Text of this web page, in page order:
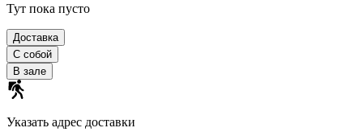
Тут пока пусто
Доставка
С собой
В зале
Указать адрес доставки